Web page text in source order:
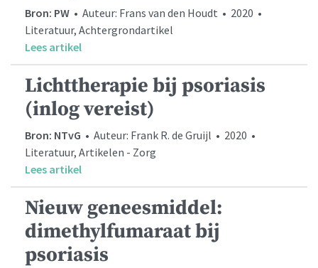
Bron: PW • Auteur: Frans van den Houdt • 2020 •
Literatuur, Achtergrondartikel
Lees artikel
Lichttherapie bij psoriasis
(inlog vereist)
Bron: NTvG • Auteur: Frank R. de Gruijl • 2020 •
Literatuur, Artikelen - Zorg
Lees artikel
Nieuw geneesmiddel:
dimethylfumaraat bij
psoriasis